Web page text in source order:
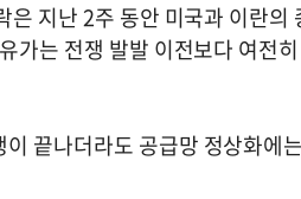
은 지난 2주 동안 미국과 이란
가는 전쟁 발발 이전보다 여전
끝나더라도 공급망 정상화에